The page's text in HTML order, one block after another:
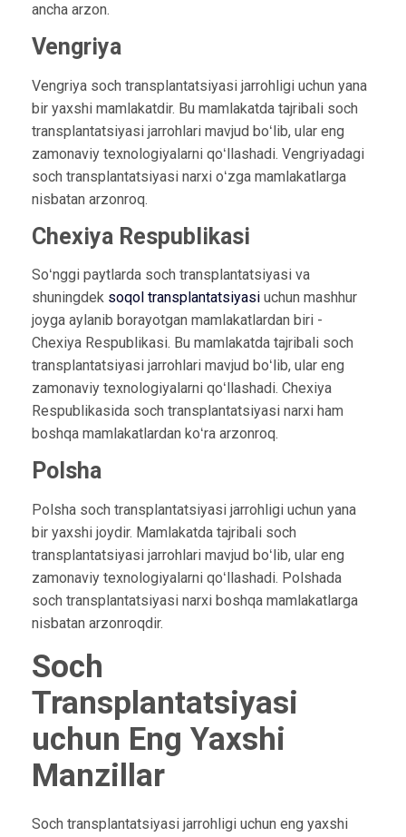
ancha arzon.
Vengriya
Vengriya soch transplantatsiyasi jarrohligi uchun yana
bir yaxshi mamlakatdir. Bu mamlakatda tajribali soch
transplantatsiyasi jarrohlari mavjud boʻlib, ular eng
zamonaviy texnologiyalarni qoʻllashadi. Vengriyadagi
soch transplantatsiyasi narxi oʻzga mamlakatlarga
nisbatan arzonroq.
Chexiya Respublikasi
Soʻnggi paytlarda soch transplantatsiyasi va
shuningdek soqol transplantatsiyasiuchun mashhur
joyga aylanib borayotgan mamlakatlardan biri -
Chexiya Respublikasi. Bu mamlakatda tajribali soch
transplantatsiyasi jarrohlari mavjud boʻlib, ular eng
zamonaviy texnologiyalarni qoʻllashadi. Chexiya
Respublikasida soch transplantatsiyasi narxi ham
boshqa mamlakatlardan koʻra arzonroq.
Polsha
Polsha soch transplantatsiyasi jarrohligi uchun yana
bir yaxshi joydir. Mamlakatda tajribali soch
transplantatsiyasi jarrohlari mavjud boʻlib, ular eng
zamonaviy texnologiyalarni qoʻllashadi. Polshada
soch transplantatsiyasi narxi boshqa mamlakatlarga
nisbatan arzonroqdir.
Soch
Transplantatsiyasi
uchun Eng Yaxshi
Manzillar
Soch transplantatsiyasi jarrohligi uchun eng yaxshi